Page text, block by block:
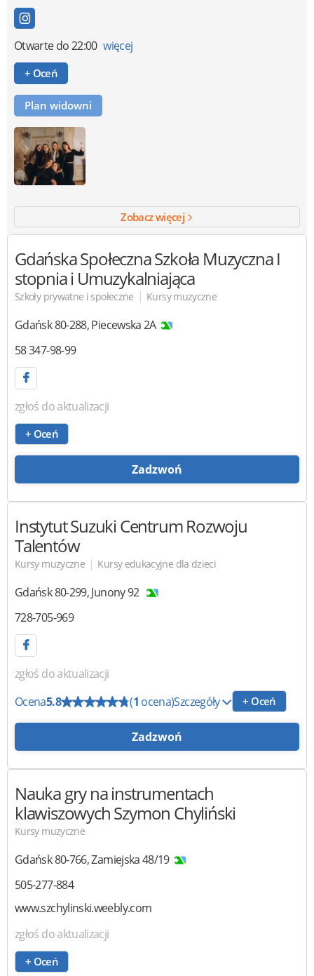
Otwartedo 22:00 więcej
+ Oceń
Plan widowni
Zobacz więcej
Gdańska Społeczna Szkoła Muzyczna I
stopnia i Umuzykalniająca
Szkoły prywatne i społeczne | Kursy muzyczne
Gdańsk80-288,Piecewska 2A
58 347-98-99
zgłoś do aktualizacji
+ Oceń
Zadzwoń
Instytut SuzukiCentrum Rozwoju
Talentów
Kursy muzyczne | Kursy edukacyjne dla dzieci
Gdańsk80-299,Junony 92
728-705-969
zgłoś do aktualizacji
Ocena5.8 (1 ocena)Szczegóły + Oceń
Zadzwoń
Nauka gry na instrumentach
klawiszowychSzymon Chyliński
Kursy muzyczne
Gdańsk80-766,Zamiejska 48/19
505-277-884
www.szchylinski.weebly.com
zgłoś do aktualizacji
+ Oceń